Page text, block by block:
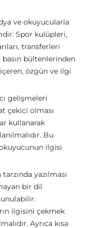
ve okuyucularla
Spor kulüpleri,
transferleri
bültenlerinden
özgün ve ilgi
gelişmeleri
çekici olması
kullanarak
Bu
ilgisi
yazılması
bir dil
ilgisini çekmek
Ayrıca kısa